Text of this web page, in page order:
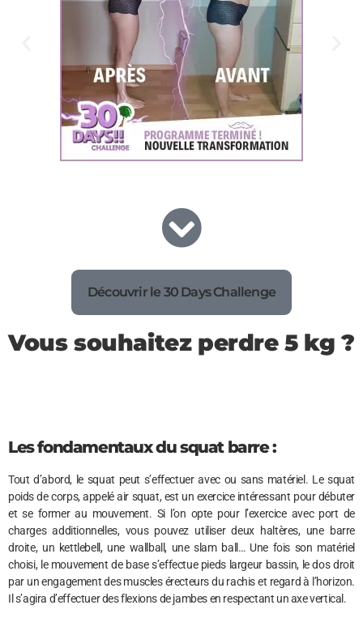
Découvrir le 30 Days Challenge
Vous souhaitez perdre 5 kg ?
Les fondamentaux du squat barre :
Tout d’abord, le squat peut s’effectuer avec ou sans matériel. Le squat
poids de corps, appelé air squat, est un exercice intéressant pour débuter
et se former au mouvement. Si l’on opte pour l’exercice avec port de
charges additionnelles, vous pouvez utiliser deux haltères, une barre
droite, un kettlebell, une wallball, une slam ball… Une fois son matériel
choisi, le mouvement de base s’effectue pieds largeur bassin, le dos droit
par un engagement des muscles érecteurs du rachis et regard à l’horizon.
Il s’agira d’effectuer des flexions de jambes en respectant un axe vertical.